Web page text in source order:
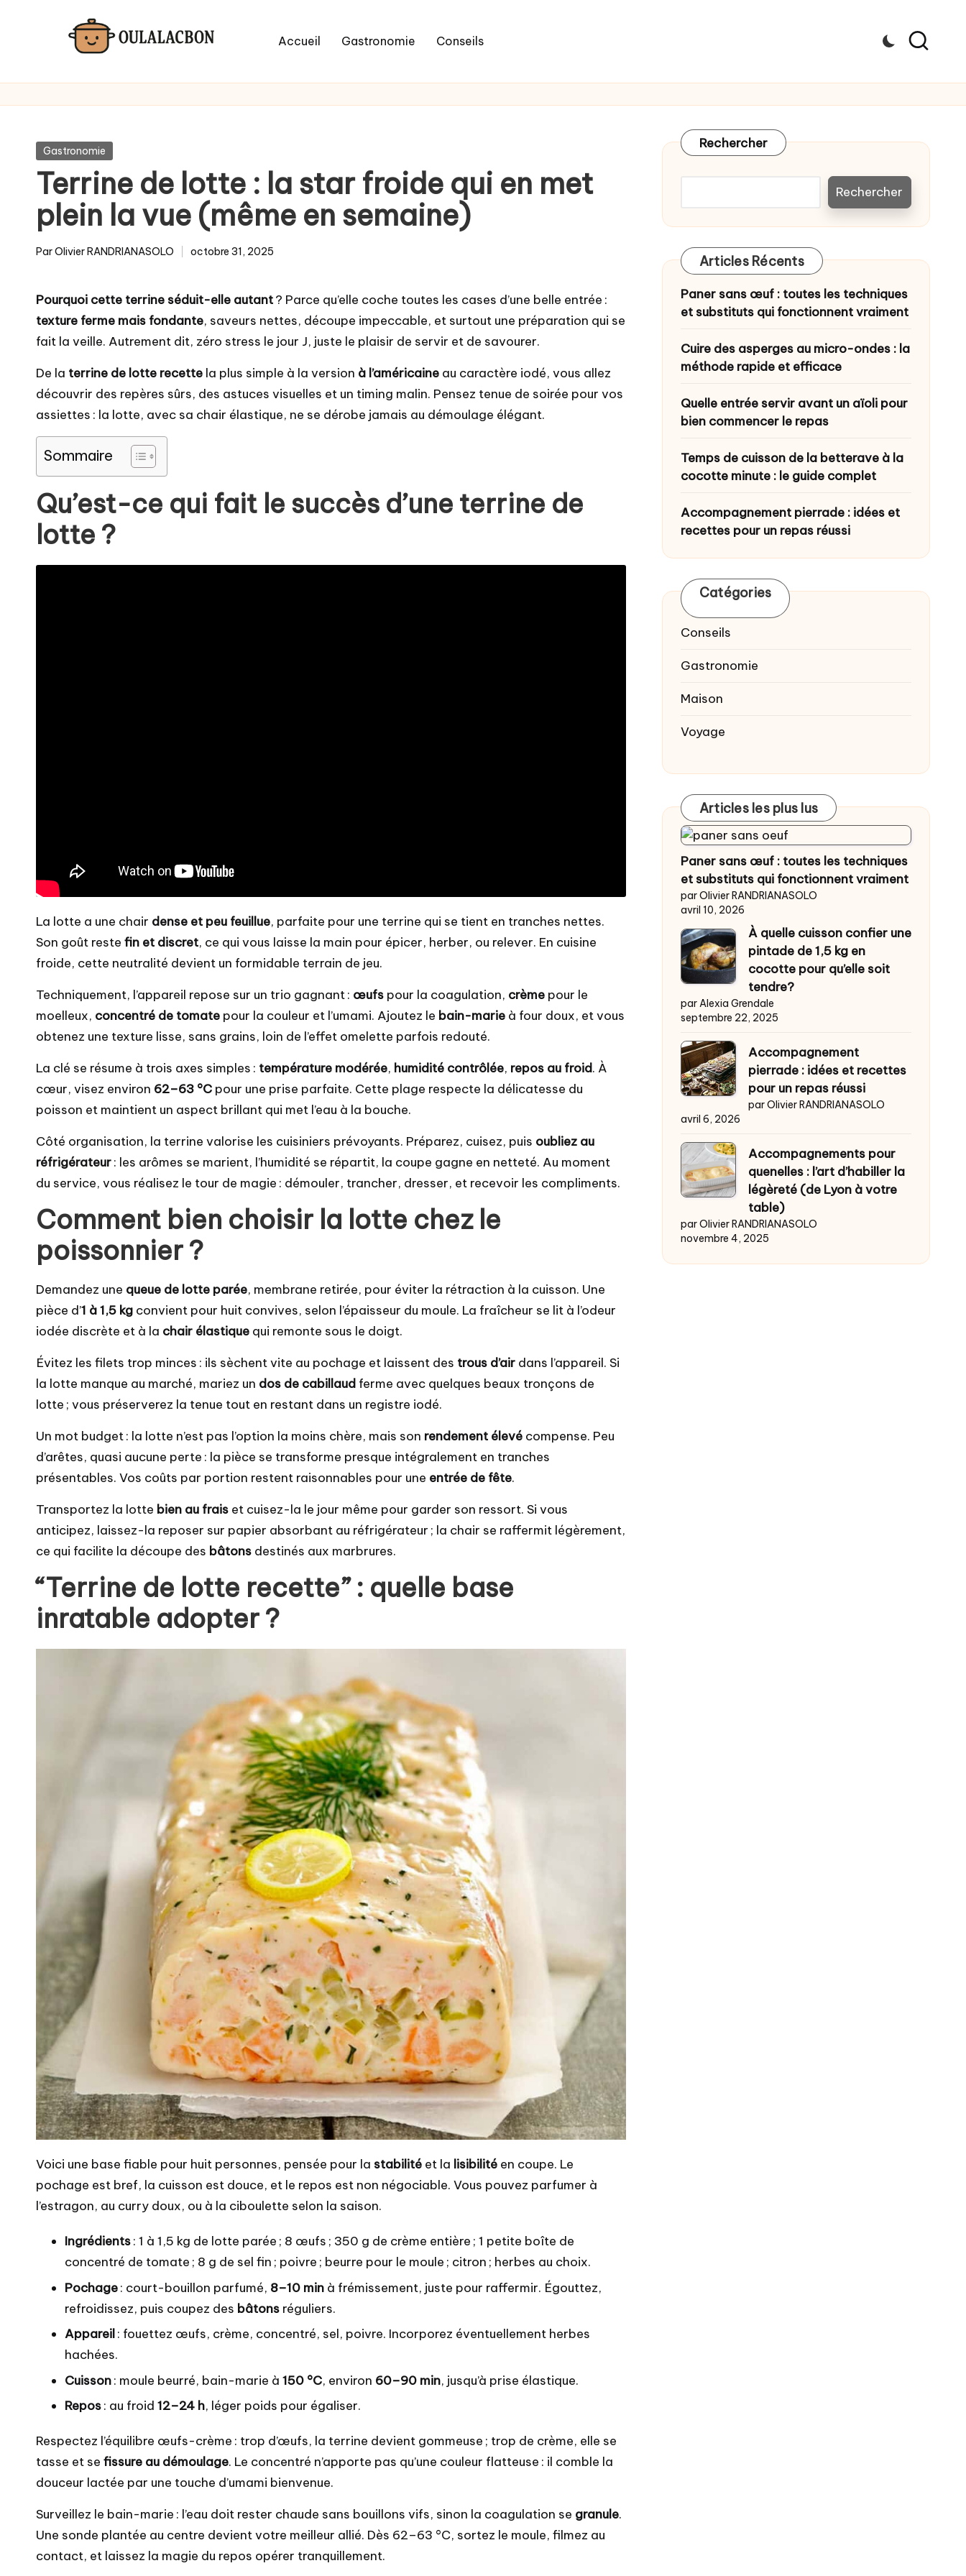
content
Accueil Gastronomie Conseils
Posted
Gastronomie
Terrine de lotte : la star froide qui en met
plein la vue (même en semaine)
Posted
ParOlivier RANDRIANASOLO octobre 31, 2025
Pourquoi cette terrine séduit-elle autant? Parce qu’elle coche toutes les cases d’une belle entrée :
texture ferme mais fondante, saveurs nettes, découpe impeccable, et surtout une préparation qui se
fait la veille. Autrement dit, zéro stress le jour J, juste le plaisir de servir et de savourer.
De la terrine de lotte recette la plus simple à la version à l’américaine au caractère iodé, vous allez
découvrir des repères sûrs, des astuces visuelles et un timing malin. Pensez tenue de soirée pour vos
assiettes : la lotte, avec sa chair élastique, ne se dérobe jamais au démoulage élégant.
Sommaire
Qu’est-ce qui fait le succès d’une terrine de
lotte ?
La lotte a une chair dense et peu feuillue, parfaite pour une terrine qui se tient en tranches nettes.
Son goût reste fin et discret, ce qui vous laisse la main pour épicer, herber, ou relever. En cuisine
froide, cette neutralité devient un formidable terrain de jeu.
Techniquement, l’appareil repose sur un trio gagnant : œufs pour la coagulation, crème pour le
moelleux, concentré de tomate pour la couleur et l’umami. Ajoutez le bain-marie à four doux, et vous
obtenez une texture lisse, sans grains, loin de l’effet omelette parfois redouté.
La clé se résume à trois axes simples : température modérée, humidité contrôlée, repos au froid. À
cœur, visez environ 62–63 °C pour une prise parfaite. Cette plage respecte la délicatesse du
poisson et maintient un aspect brillant qui met l’eau à la bouche.
Côté organisation, la terrine valorise les cuisiniers prévoyants. Préparez, cuisez, puis oubliez au
réfrigérateur: les arômes se marient, l’humidité se répartit, la coupe gagne en netteté. Au moment
du service, vous réalisez le tour de magie : démouler, trancher, dresser, et recevoir les compliments.
Comment bien choisir la lotte chez le
poissonnier ?
Demandez une queue de lotte parée, membrane retirée, pour éviter la rétraction à la cuisson. Une
pièce d’1 à 1,5 kg convient pour huit convives, selon l’épaisseur du moule. La fraîcheur se lit à l’odeur
iodée discrète et à la chair élastique qui remonte sous le doigt.
Évitez les filets trop minces : ils sèchent vite au pochage et laissent des trous d’air dans l’appareil. Si
la lotte manque au marché, mariez un dos de cabillaud ferme avec quelques beaux tronçons de
lotte ; vous préserverez la tenue tout en restant dans un registre iodé.
Un mot budget : la lotte n’est pas l’option la moins chère, mais son rendement élevé compense. Peu
d’arêtes, quasi aucune perte : la pièce se transforme presque intégralement en tranches
présentables. Vos coûts par portion restent raisonnables pour une entrée de fête.
Transportez la lotte bien au frais et cuisez-la le jour même pour garder son ressort. Si vous
anticipez, laissez-la reposer sur papier absorbant au réfrigérateur ; la chair se raffermit légèrement,
ce qui facilite la découpe des bâtons destinés aux marbrures.
“Terrine de lotte recette” : quelle base
inratable adopter ?
Voici une base fiable pour huit personnes, pensée pour la stabilité et la lisibilité en coupe. Le
pochage est bref, la cuisson est douce, et le repos est non négociable. Vous pouvez parfumer à
l’estragon, au curry doux, ou à la ciboulette selon la saison.
Ingrédients: 1 à 1,5 kg de lotte parée ; 8 œufs ; 350 g de crème entière ; 1 petite boîte de
concentré de tomate ; 8 g de sel fin ; poivre ; beurre pour le moule ; citron ; herbes au choix.
Pochage: court-bouillon parfumé, 8–10 min à frémissement, juste pour raffermir. Égouttez,
refroidissez, puis coupez des bâtons réguliers.
Appareil: fouettez œufs, crème, concentré, sel, poivre. Incorporez éventuellement herbes
hachées.
Cuisson: moule beurré, bain-marie à 150 °C, environ 60–90 min, jusqu’à prise élastique.
Repos: au froid 12–24 h, léger poids pour égaliser.
Respectez l’équilibre œufs-crème : trop d’œufs, la terrine devient gommeuse ; trop de crème, elle se
tasse et se fissure au démoulage. Le concentré n’apporte pas qu’une couleur flatteuse : il comble la
douceur lactée par une touche d’umami bienvenue.
Surveillez le bain-marie : l’eau doit rester chaude sans bouillons vifs, sinon la coagulation se granule.
Une sonde plantée au centre devient votre meilleur allié. Dès 62–63 °C, sortez le moule, filmez au
contact, et laissez la magie du repos opérer tranquillement.
Rechercher
Rechercher
Articles Récents
Paner sans œuf : toutes les techniques
et substituts qui fonctionnent vraiment
Cuire des asperges au micro-ondes : la
méthode rapide et efficace
Quelle entrée servir avant un aïoli pour
bien commencer le repas
Temps de cuisson de la betterave à la
cocotte minute : le guide complet
Accompagnement pierrade : idées et
recettes pour un repas réussi
Catégories
Conseils
Gastronomie
Maison
Voyage
Articles les plus lus
Paner sans œuf : toutes les techniques
et substituts qui fonctionnent vraiment
par Olivier RANDRIANASOLO
avril 10, 2026
À quelle cuisson confier une
pintade de 1,5 kg en
cocotte pour qu’elle soit
tendre?
par Alexia Grendale
septembre 22, 2025
Accompagnement
pierrade : idées et recettes
pour un repas réussi
par Olivier RANDRIANASOLO
avril 6, 2026
Accompagnements pour
quenelles : l’art d’habiller la
légèreté (de Lyon à votre
table)
par Olivier RANDRIANASOLO
novembre 4, 2025